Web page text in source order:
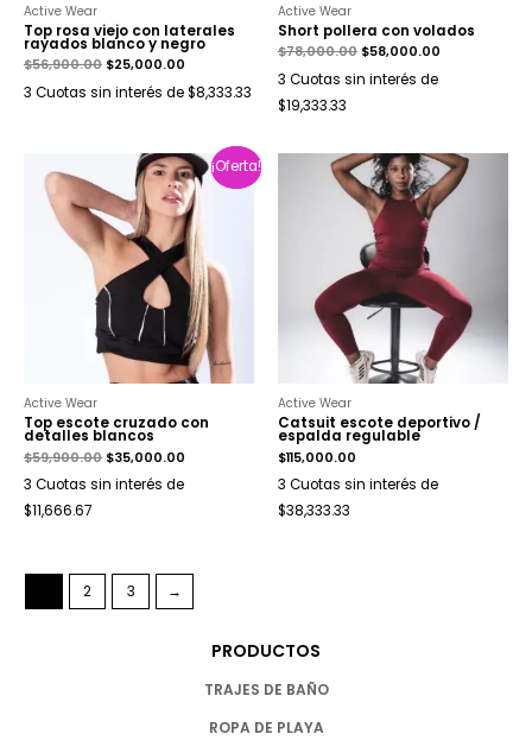
Active Wear
Top rosa viejo con laterales
rayados blanco y negro
$56,900.00 $25,000.00
3 Cuotas sin interés de $8,333.33
Active Wear
Short pollera con volados
$78,000.00 $58,000.00
3 Cuotas sin interés de
$19,333.33
¡Oferta!
¡Oferta!
Active Wear
Top escote cruzado con
detalles blancos
$59,900.00 $35,000.00
3 Cuotas sin interés de
$11,666.67
Active Wear
Catsuit escote deportivo /
espalda regulable
$115,000.00
3 Cuotas sin interés de
$38,333.33
2 3 →
PRODUCTOS
TRAJES DE BAÑO
ROPA DE PLAYA